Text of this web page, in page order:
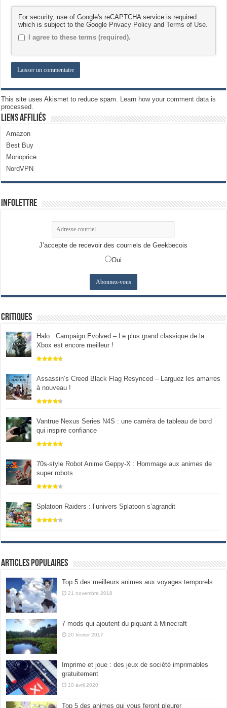
For security, use of Google's reCAPTCHA service is required
which is subject to the Google Privacy Policy andTerms of Use.
I agree to these terms (required).
This site uses Akismet to reduce spam. Learn how your comment data is
processed.
Liens Affiliés
Amazon
Best Buy
Monoprice
NordVPN
Infolettre
J’accepte de recevoir des courriels de Geekbecois
Oui
Critiques
Halo : Campaign Evolved – Le plus grand classique de la
Xbox est encore meilleur !
Assassin’s Creed Black Flag Resynced – Larguez les amarres
à nouveau !
Vantrue Nexus Series N4S : une caméra de tableau de bord
qui inspire confiance
70s-style Robot Anime Geppy-X : Hommage aux animes de
super robots
Splatoon Raiders : l’univers Splatoon s’agrandit
Articles populaires
Top 5 des meilleurs animes aux voyages temporels
21 novembre 2018
7 mods qui ajoutent du piquant à Minecraft
20 février 2017
Imprime et joue : des jeux de société imprimables
gratuitement
10 avril 2020
Top 5 des animes qui vous feront pleurer